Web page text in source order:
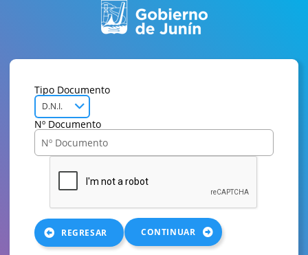
Tipo Documento
D.N.I.
Nº Documento
REGRESAR CONTINUAR